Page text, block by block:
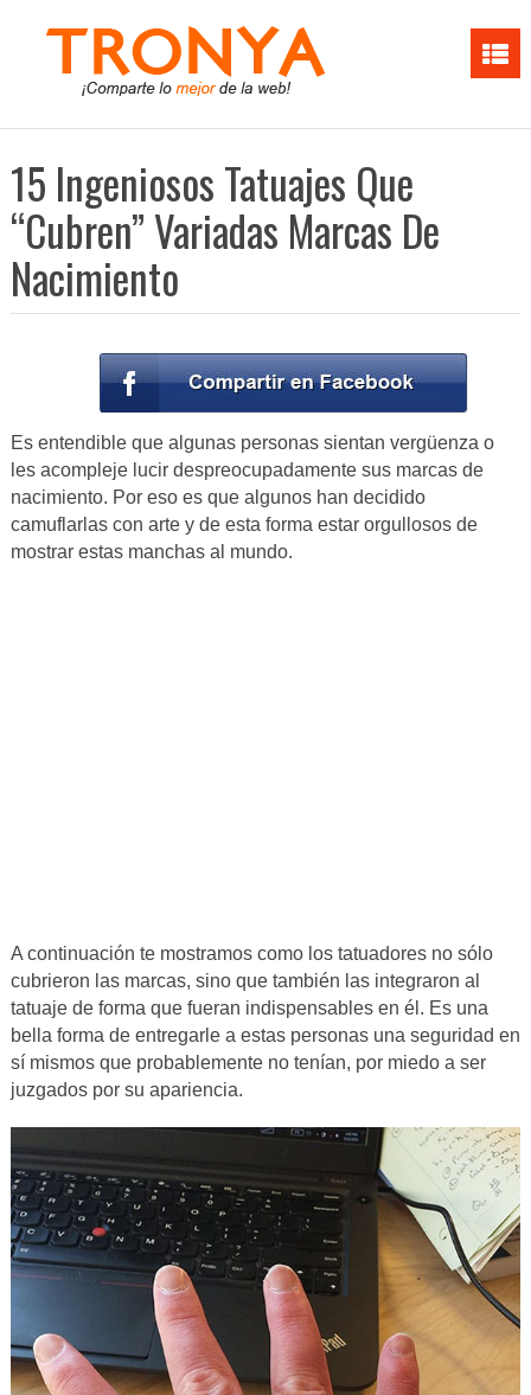
15 Ingeniosos Tatuajes Que
“Cubren” Variadas Marcas De
Nacimiento
Es entendible que algunas personas sientan vergüenza o
les acompleje lucir despreocupadamente sus marcas de
nacimiento. Por eso es que algunos han decidido
camuflarlas con arte y de esta forma estar orgullosos de
mostrar estas manchas al mundo.
A continuación te mostramos como los tatuadores no sólo
cubrieron las marcas, sino que también las integraron al
tatuaje de forma que fueran indispensables en él. Es una
bella forma de entregarle a estas personas una seguridad en
sí mismos que probablemente no tenían, por miedo a ser
juzgados por su apariencia.